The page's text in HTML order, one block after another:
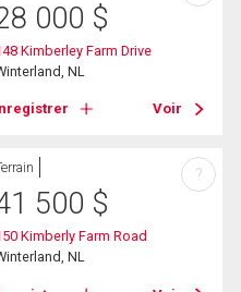
000 $
Kimberley Farm Drive
NL
Voir
500 $
Kimberly Farm Road
NL
?